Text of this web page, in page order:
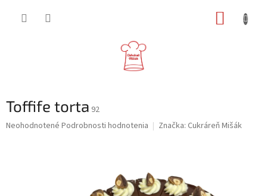
Toffife torta 92
Priemerné
Neohodnotené Podrobnosti hodnotenia Značka: Cukráreň Mišák